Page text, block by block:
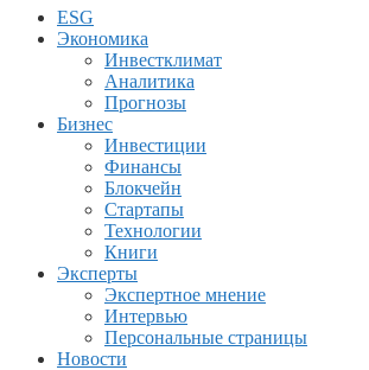
ESG
Экономика
Инвестклимат
Аналитика
Прогнозы
Бизнес
Инвестиции
Финансы
Блокчейн
Стартапы
Технологии
Книги
Эксперты
Экспертное мнение
Интервью
Персональные страницы
Новости